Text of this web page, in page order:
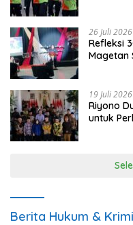
26 Juli 2026
Refleksi
Magetan
19 Juli 2026
Riyono
untuk
Berita Hukum &